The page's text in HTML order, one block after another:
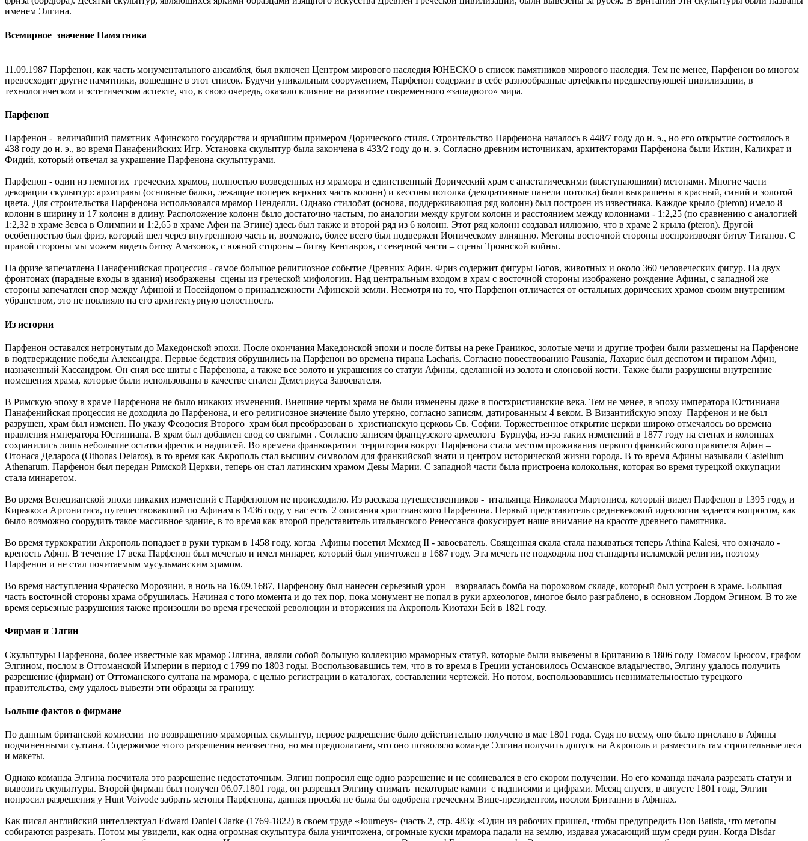
именем Элгина.
Всемирное значение Памятника
11.09.1987 Парфенон, как часть монументального ансамбля, был включен Центром мирового наследия ЮНЕСКО в список памятников мирового наследия. Тем не менее, Парфенон во многом
превосходит другие памятники, вошедшие в этот список. Будучи уникальным сооружением, Парфенон содержит в себе разнообразные артефакты предшествующей цивилизации, в
технологическом и эстетическом аспекте, что, в свою очередь, оказало влияние на развитие современного «западного» мира.
Парфенон
Парфенон - величайший памятник Афинского государства и ярчайшим примером Дорического стиля. Строительство Парфенона началось в 448/7 году до н. э., но его открытие состоялось в
438 году до н. э., во время Панафенийских Игр. Установка скульптур была закончена в 433/2 году до н. э. Согласно древним источникам, архитекторами Парфенона были Иктин, Каликрат и
Фидий, который отвечал за украшение Парфенона скульптурами.
Парфенон - один из немногих греческих храмов, полностью возведенных из мрамора и единственный Дорический храм с анастатическими (выступающими) метопами. Многие части
декорации скульптур: архитравы (основные балки, лежащие поперек верхних часть колонн) и кессоны потолка (декоративные панели потолка) были выкрашены в красный, синий и золотой
цвета. Для строительства Парфенона использовался мрамор Пенделли. Однако стилобат (основа, поддерживающая ряд колонн) был построен из известняка. Каждое крыло (pteron) имело 8
колонн в ширину и 17 колонн в длину. Расположение колонн было достаточно частым, по аналогии между кругом колонн и расстоянием между колоннами - 1:2,25 (по сравнению с аналогией
1:2,32 в храме Зевса в Олимпии и 1:2,65 в храме Афеи на Эгине) здесь был также и второй ряд из 6 колонн. Этот ряд колонн создавал иллюзию, что в храме 2 крыла (pteron). Другой
особенностью был фриз, который шел через внутреннюю часть и, возможно, более всего был подвержен Ионическому влиянию. Метопы восточной стороны воспроизводят битву Титанов. С
правой стороны мы можем видеть битву Амазонок, с южной стороны – битву Кентавров, с северной части – сцены Троянской войны.
На фризе запечатлена Панафенийская процессия - самое большое религиозное событие Древних Афин. Фриз содержит фигуры Богов, животных и около 360 человеческих фигур. На двух
фронтонах (парадные входы в здания) изображены сцены из греческой мифологии. Над центральным входом в храм с восточной стороны изображено рождение Афины, с западной же
стороны запечатлен спор между Афиной и Посейдоном о принадлежности Афинской земли. Несмотря на то, что Парфенон отличается от остальных дорических храмов своим внутренним
убранством, это не повлияло на его архитектурную целостность.
Из истории
Парфенон оставался нетронутым до Македонской эпохи. После окончания Македонской эпохи и после битвы на реке Граникос, золотые мечи и другие трофеи были размещены на Парфеноне
в подтверждение победы Александра. Первые бедствия обрушились на Парфенон во времена тирана Lacharis. Согласно повествованию Pausania, Лахарис был деспотом и тираном Афин,
назначенный Кассандром. Он снял все щиты с Парфенона, а также все золото и украшения со статуи Афины, сделанной из золота и слоновой кости. Также были разрушены внутренние
помещения храма, которые были использованы в качестве спален Деметриуса Завоевателя.
В Римскую эпоху в храме Парфенона не было никаких изменений. Внешние черты храма не были изменены даже в постхристианские века. Тем не менее, в эпоху императора Юстиниана
Панафенийская процессия не доходила до Парфенона, и его религиозное значение было утеряно, согласно записям, датированным 4 веком. В Византийскую эпоху Парфенон и не был
разрушен, храм был изменен. По указу Феодосия Второго храм был преобразован в христианскую церковь Св. Софии. Торжественное открытие церкви широко отмечалось во времена
правления императора Юстиниана. В храм был добавлен свод со святыми . Согласно записям французского археолога Бурнуфа, из-за таких изменений в 1877 году на стенах и колоннах
сохранились лишь небольшие остатки фресок и надписей. Во времена франкократии территория вокруг Парфенона стала местом проживания первого франкийского правителя Афин –
Отонаса Делароса (Othonas Delaros), в то время как Акрополь стал высшим символом для франкийской знати и центром исторической жизни города. В то время Афины называли Castellum
Athenarum. Парфенон был передан Римской Церкви, теперь он стал латинским храмом Девы Марии. С западной части была пристроена колокольня, которая во время турецкой оккупации
стала минаретом.
Во время Венецианской эпохи никаких изменений с Парфеноном не происходило. Из рассказа путешественников - итальянца Николаоса Мартониса, который видел Парфенон в 1395 году, и
Кирьякоса Аргонитиса, путешествовавший по Афинам в 1436 году, у нас есть 2 описания христианского Парфенона. Первый представитель средневековой идеологии задается вопросом, как
было возможно соорудить такое массивное здание, в то время как второй представитель итальянского Ренессанса фокусирует наше внимание на красоте древнего памятника.
Во время туркократии Акрополь попадает в руки туркам в 1458 году, когда Афины посетил Мехмед II - завоеватель. Священная скала стала называться теперь Athina Kalesi, что означало -
крепость Афин. В течение 17 века Парфенон был мечетью и имел минарет, который был уничтожен в 1687 году. Эта мечеть не подходила под стандарты исламской религии, поэтому
Парфенон и не стал почитаемым мусульманским храмом.
Во время наступления Фраческо Морозини, в ночь на 16.09.1687, Парфенону был нанесен серьезный урон – взорвалась бомба на пороховом складе, который был устроен в храме. Большая
часть восточной стороны храма обрушилась. Начиная с того момента и до тех пор, пока монумент не попал в руки археологов, многое было разграблено, в основном Лордом Эгином. В то же
время серьезные разрушения также произошли во время греческой революции и вторжения на Акрополь Киотахи Бей в 1821 году.
Фирман и Элгин
Скульптуры Парфенона, более известные как мрамор Элгина, являли собой большую коллекцию мраморных статуй, которые были вывезены в Британию в 1806 году Томасом Брюсом, графом
Элгином, послом в Оттоманской Империи в период с 1799 по 1803 годы. Воспользовавшись тем, что в то время в Греции установилось Османское владычество, Элгину удалось получить
разрешение (фирман) от Оттоманского султана на мрамора, с целью регистрации в каталогах, составлении чертежей. Но потом, воспользовавшись невнимательностью турецкого
правительства, ему удалось вывезти эти образцы за границу.
Больше фактов о фирмане
По данным британской комиссии по возвращению мраморных скульптур, первое разрешение было действительно получено в мае 1801 года. Судя по всему, оно было прислано в Афины
подчиненными султана. Содержимое этого разрешения неизвестно, но мы предполагаем, что оно позволяло команде Элгина получить допуск на Акрополь и разместить там строительные леса
и макеты.
Однако команда Элгина посчитала это разрешение недостаточным. Элгин попросил еще одно разрешение и не сомневался в его скором получении. Но его команда начала разрезать статуи и
вывозить скульптуры. Второй фирман был получен 06.07.1801 года, он разрешал Элгину снимать некоторые камни с надписями и цифрами. Месяц спустя, в августе 1801 года, Элгин
попросил разрешения у Hunt Voivode забрать метопы Парфенона, данная просьба не была бы одобрена греческим Вице-президентом, послом Британии в Афинах.
Как писал английский интеллектуал Edward Daniel Clarke (1769-1822) в своем труде «Journeys» (часть 2, стр. 483): «Один из рабочих пришел, чтобы предупредить Don Batista, что метопы
собираются разрезать. Потом мы увидели, как одна огромная скульптура была уничтожена, огромные куски мрамора падали на землю, издавая ужасающий шум среди руин. Когда Disdar